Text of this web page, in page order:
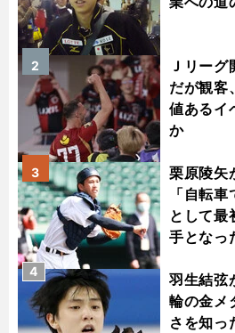
Ｊリー
だが観客
値あるイ
か
2
栗原陵矢
「自転
として最
手となっ
3
羽生結弦
輪の金メ
さを知っ
4